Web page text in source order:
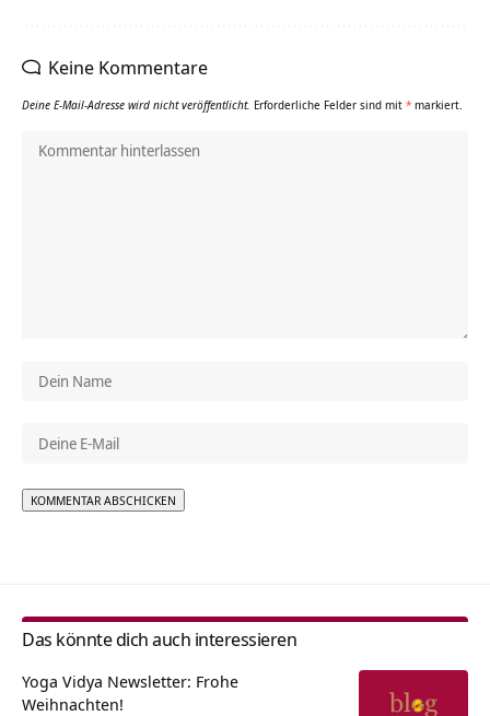
Keine Kommentare
Deine E-Mail-Adresse wird nicht veröffentlicht. Erforderliche Felder sind mit * markiert.
Das könnte dich auch interessieren
Yoga Vidya Newsletter: Frohe
Weihnachten!